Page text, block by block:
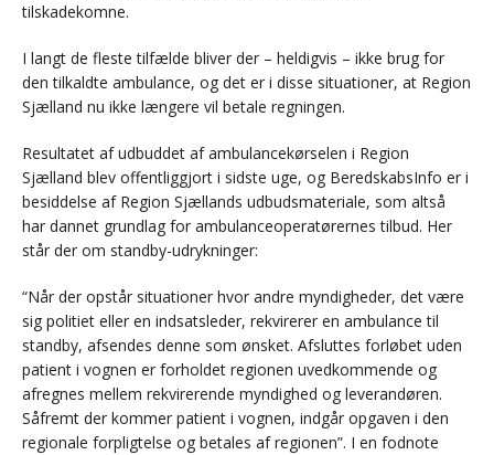
tilskadekomne.
I langt de fleste tilfælde bliver der – heldigvis – ikke brug for
den tilkaldte ambulance, og det er i disse situationer, at Region
Sjælland nu ikke længere vil betale regningen.
Resultatet af udbuddet af ambulancekørselen i Region
Sjælland blev offentliggjort i sidste uge, og BeredskabsInfo er i
besiddelse af Region Sjællands udbudsmateriale, som altså
har dannet grundlag for ambulanceoperatørernes tilbud. Her
står der om standby-udrykninger:
“Når der opstår situationer hvor andre myndigheder, det være
sig politiet eller en indsatsleder, rekvirerer en ambulance til
standby, afsendes denne som ønsket. Afsluttes forløbet uden
patient i vognen er forholdet regionen uvedkommende og
afregnes mellem rekvirerende myndighed og leverandøren.
Såfremt der kommer patient i vognen, indgår opgaven i den
regionale forpligtelse og betales af regionen”. I en fodnote